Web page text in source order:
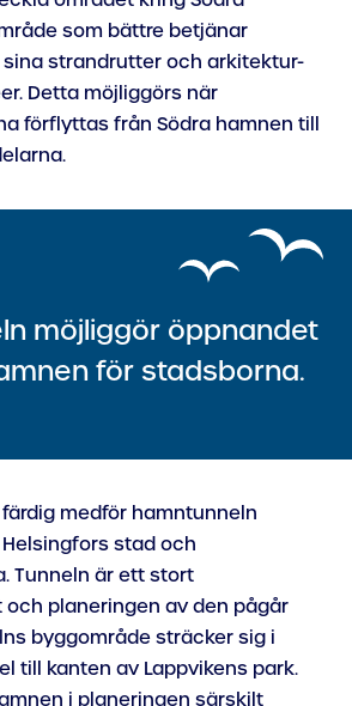
som bättre betjänar
strandrutter och arkitektur-
Detta möjliggörs när
förflyttas från Södra hamnen till
möjliggör öppnandet
för stadsborna.
medför hamntunneln
stad och
Tunneln är ett stort
planeringen av den pågår
byggområde sträcker sig i
till kanten av Lappvikens park.
i planeringen särskilt